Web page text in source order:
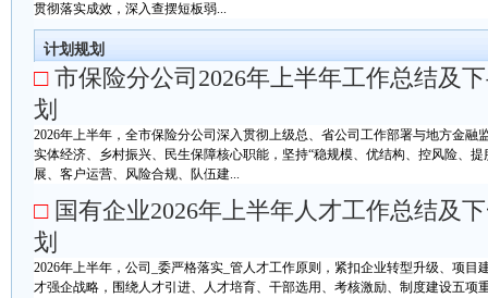
贯彻落实成效，深入查摆短板弱...
计划规划
□ 市保险分公司2026年上半年工作总结及
划
2026年上半年，全市保险分公司深入贯彻上级总、省公司工作部署与地方金融
实体经济、乡村振兴、民生保障核心职能，坚持“稳规模、优结构、控风险、
展、客户运营、风险合规、队伍建...
□ 国有企业2026年上半年人才工作总结及
划
2026年上半年，公司_委严格落实_管人才工作原则，紧扣企业转型升级、项目
才强企战略，围绕人才引进、人才培育、干部选用、考核激励、制度建设五项